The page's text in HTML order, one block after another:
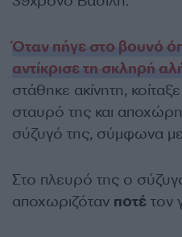
Όταν πήγε στο βουνό
αντίκρισε τη σκληρή
στάθηκε ακίνητη,
σταυρό της και
σύζυγό της, σύμφωνα
Στο πλευρό της ο
αποχωριζόταν ποτέ τον